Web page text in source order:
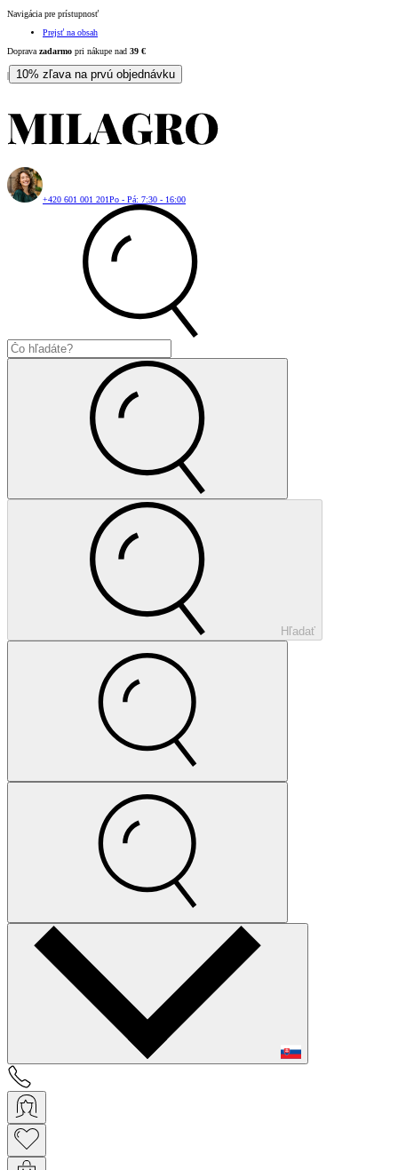
Navigácia pre prístupnosť
Prejsť na obsah
Doprava zadarmo pri nákupe nad 39 €
| 10% zľava na prvú objednávku
+420 601 001 201Po - Pá: 7:30 - 16:00
Hľadať